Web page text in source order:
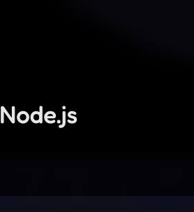
Node.js